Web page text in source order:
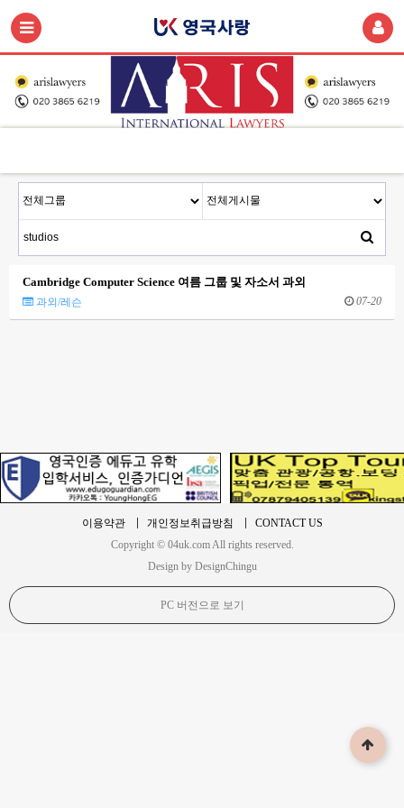
Cambridge Computer Science 여름 그룹 및 자소서 과외
과외/레슨 07-20
이용약관 개인정보취급방침
CONTACT US
Copyright © 04uk.com All rights reserved.
Design by DesignChingu
PC 버전으로 보기